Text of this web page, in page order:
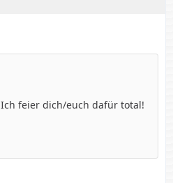
Ich feier dich/euch dafür total!